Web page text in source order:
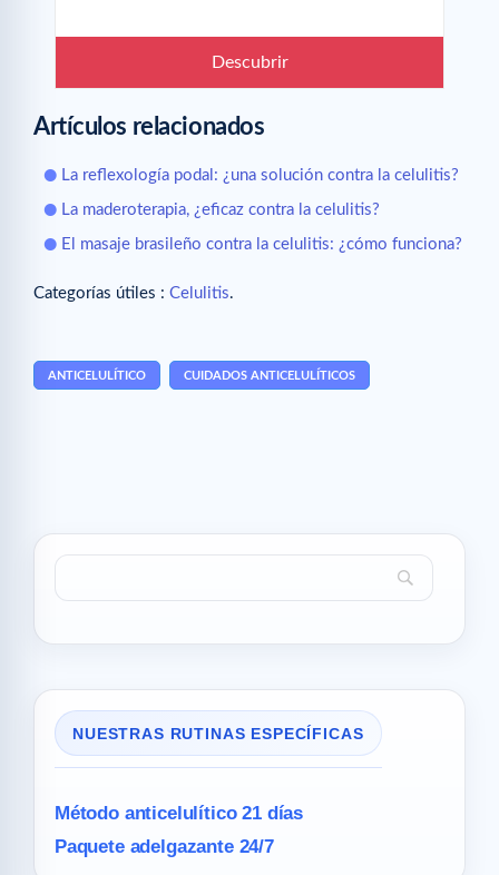
Descubrir
Artículos relacionados
La reflexología podal: ¿una solución contra la celulitis?
La maderoterapia, ¿eficaz contra la celulitis?
El masaje brasileño contra la celulitis: ¿cómo funciona?
Categorías útiles : Celulitis.
ANTICELULÍTICO CUIDADOS ANTICELULÍTICOS
NUESTRAS RUTINAS ESPECÍFICAS
Método anticelulítico 21 días
Paquete adelgazante 24/7